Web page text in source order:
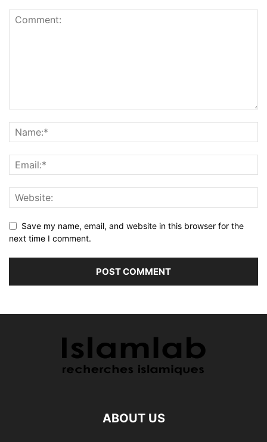
Save my name, email, and website in this browser for the
next time I comment.
ABOUT US